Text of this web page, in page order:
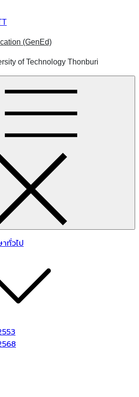
(GenEd)
of Technology Thonburi
ทั่วไป